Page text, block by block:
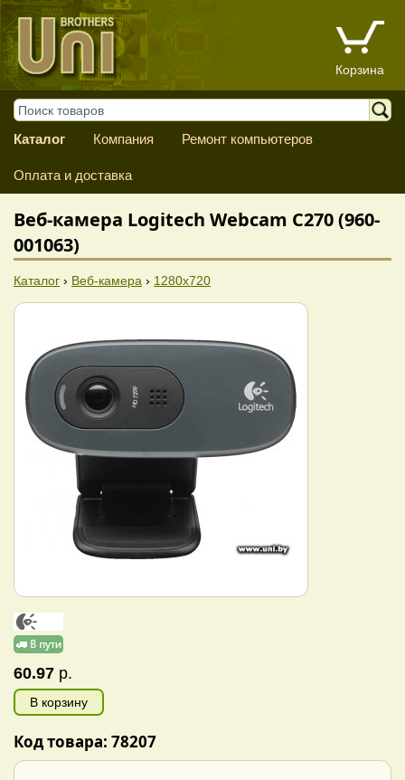
Корзина
Каталог Компания Ремонт компьютеров
Оплата и доставка
Веб-камера Logitech Webcam C270 (960-
001063)
Каталог › Веб-камера › 1280x720
60.97 р.
В корзину
Код товара: 78207